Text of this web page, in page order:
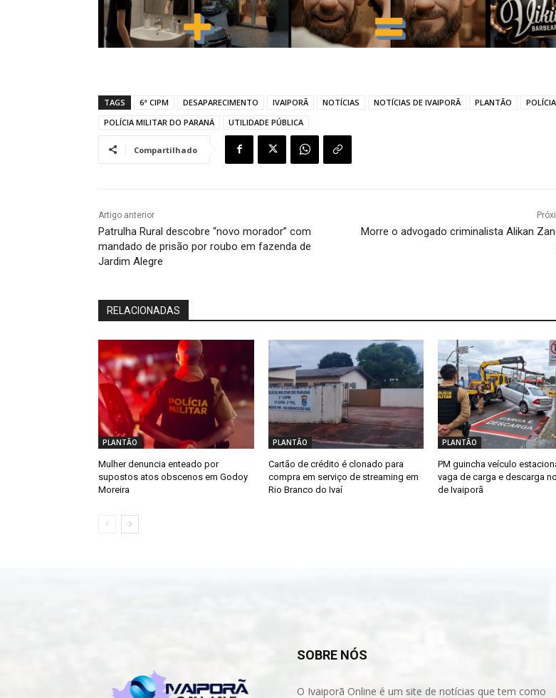
TAGS 6ª CIPM DESAPARECIMENTO IVAIPORÃ NOTÍCIAS NOTÍCIAS DE IVAIPORÃ PLANTÃO
POLÍCIA MILITAR DO PARANÁ
UTILIDADE PÚBLICA
Compartilhado
Artigo anterior
Patrulha Rural descobre “novo morador” com
mandado de prisão por roubo em fazenda de
Jardim Alegre
Morre o advogado criminalista Alikan
RELACIONADAS
PLANTÃO
Mulher denuncia enteado por
supostos atos obscenos em Godoy
Moreira
PLANTÃO
Cartão de crédito é clonado para
compra em serviço de streaming em
Rio Branco do Ivaí
PLANTÃO
PM guincha veículo
vaga de carga e descarga
de Ivaiporã
SOBRE NÓS
O Ivaiporã Online é um site de notícias que tem como